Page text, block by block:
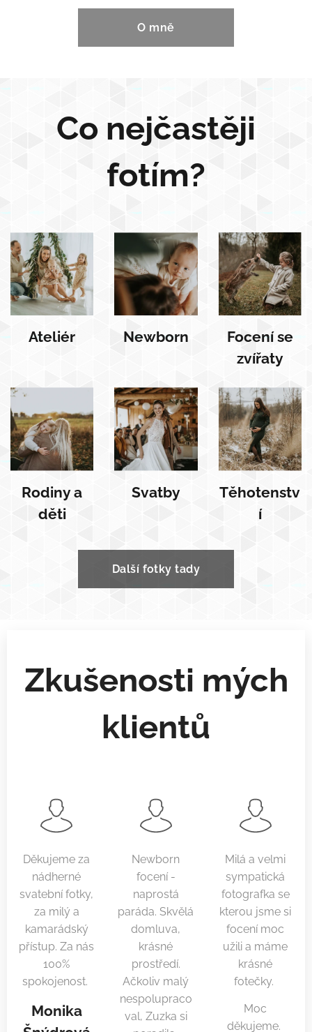
O mně
Co nejčastěji
fotím?
Ateliér Newborn
Focení se
zvířaty
Rodiny a
děti
Svatby
Těhotenstv
í
Další fotky tady
Zkušenosti mých
klientů
Děkujeme za
nádherné
svatební fotky,
za milý a
kamarádský
přístup. Za nás
100%
spokojenost.
Monika
Newborn
focení -
naprostá
paráda. Skvělá
domluva,
krásné
prostředí.
Ačkoliv malý
nespolupraco
val, Zuzka si
Milá a velmi
sympatická
fotografka se
kterou jsme si
focení moc
užili a máme
krásné
fotečky.
Moc
děkujeme.